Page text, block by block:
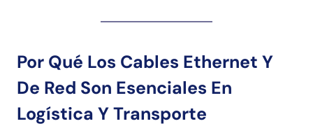
Por Qué Los Cables Ethernet Y
De Red Son Esenciales En
Logística Y Transporte